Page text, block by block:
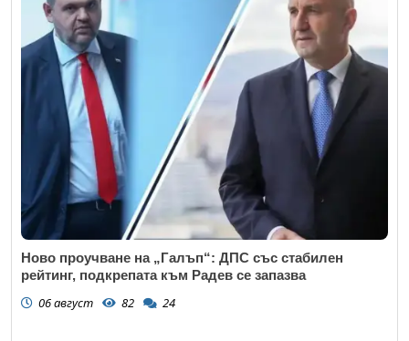
Ново проучване на „Галъп“: ДПС със стабилен
рейтинг, подкрепата към Радев се запазва
06 август 82 24